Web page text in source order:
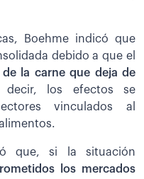
Boehme indicó que
debido a que el
la carne que deja de
los efectos se
vinculados al
que, si la situación
los mercados